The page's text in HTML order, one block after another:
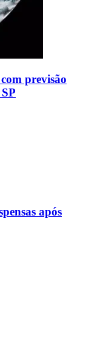
previsão
após